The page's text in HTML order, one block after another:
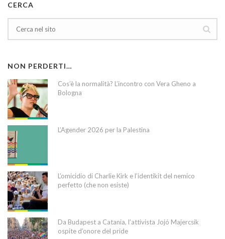
CERCA
NON PERDERTI…
Cos’è la normalità? L’incontro con Vera Gheno a
Bologna
L’Agender 2026 per la Palestina
L’omicidio di Charlie Kirk e l’identikit del nemico
perfetto (che non esiste)
Da Budapest a Catania, l’attivista Jojó Majercsik
ospite d’onore del pride